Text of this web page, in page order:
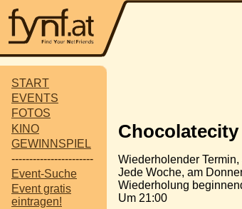
START
EVENTS
FOTOS
KINO
GEWINNSPIEL
-----------------------
Event-Suche
Event gratis
eintragen!
Wiederholender Termin,
Jede Woche, am
Wiederholung
Um 21:00